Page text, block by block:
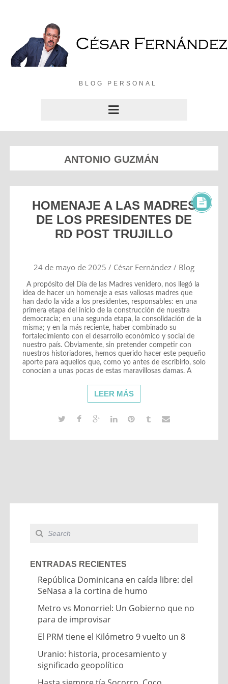
BLOG PERSONAL
ANTONIO GUZMÁN
HOMENAJE A LAS MADRES
DE LOS PRESIDENTES DE
RD POST TRUJILLO
24 de mayo de 2025 / César Fernández/ Blog
A propósito del Día de las Madres venidero, nos llegó la
idea de hacer un homenaje a esas valiosas madres que
han dado la vida a los presidentes, responsables: en una
primera etapa del inicio de la construcción de nuestra
democracia; en una segunda etapa, la consolidación de la
misma; y en la más reciente, haber combinado su
fortalecimiento con el desarrollo económico y social de
nuestro país. Obviamente, sin pretender competir con
nuestros historiadores, hemos querido hacer este pequeño
aporte para aquellos que, como yo antes de escribirlo, solo
conocían a unas pocas de estas maravillosas damas. A
LEER MÁS
ENTRADAS RECIENTES
República Dominicana en caída libre: del
SeNasa a la cortina de humo
Metro vs Monorriel: Un Gobierno que no
para de improvisar
El PRM tiene el Kilómetro 9 vuelto un 8
Uranio: historia, procesamiento y
significado geopolítico